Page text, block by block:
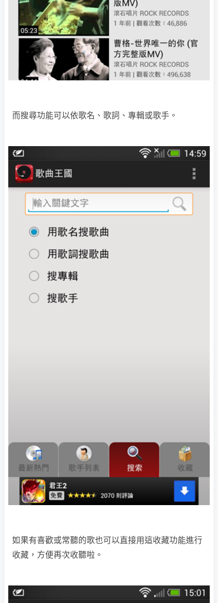
而搜尋功能可以依歌名、歌詞、專輯或歌手。
如果有喜歡或常聽的歌也可以直接用這收藏功能進行
收藏，方便再次收聽啦。